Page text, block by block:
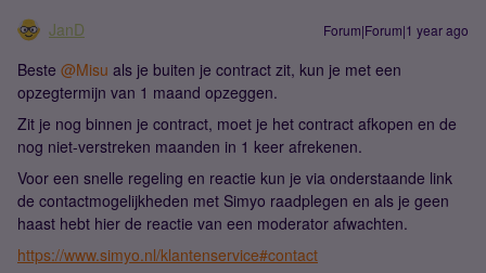
JanD Forum|Forum|1 year ago
Beste ​ @Misu als je buiten je contract zit, kun je met een
opzegtermijn van 1 maand opzeggen.
Zit je nog binnen je contract, moet je het contract afkopen en de
nog niet-verstreken maanden in 1 keer afrekenen.
Voor een snelle regeling en reactie kun je via onderstaande link
de contactmogelijkheden met Simyo raadplegen en als je geen
haast hebt hier de reactie van een moderator afwachten.
https://www.simyo.nl/klantenservice#contact